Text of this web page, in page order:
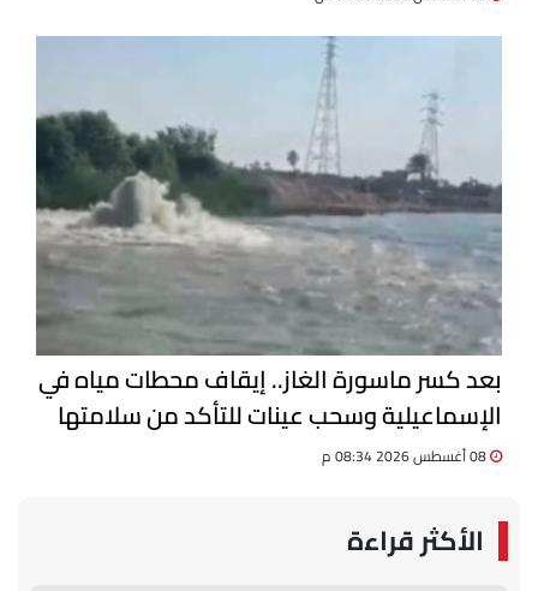
بعد كسر ماسورة الغاز.. إيقاف محطات مياه في
الإسماعيلية وسحب عينات للتأكد من سلامتها
الأكثر قراءة